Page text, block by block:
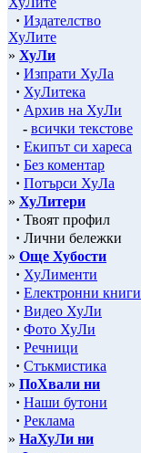
· Издателство
ХуЛите
» ХуЛи
· Изпрати ХуЛа
· ХуЛитека
· Архив на ХуЛи
- всички текстове
· Екипът си хареса
· Без коментар
· Потърси ХуЛа
» ХуЛитери
· Твоят профил
· Лични бележки
» Още Хубости
· ХуЛименти
· Електронни книги
· Видео ХуЛи
· Фото ХуЛи
· Речници
· Стъкмистика
» ПоХвали ни
· Наши бутони
· Реклама
» НаХуЛи ни